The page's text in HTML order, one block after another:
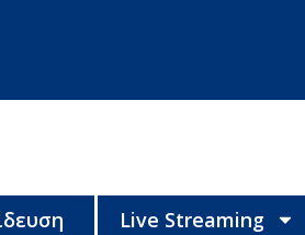
Live Streaming